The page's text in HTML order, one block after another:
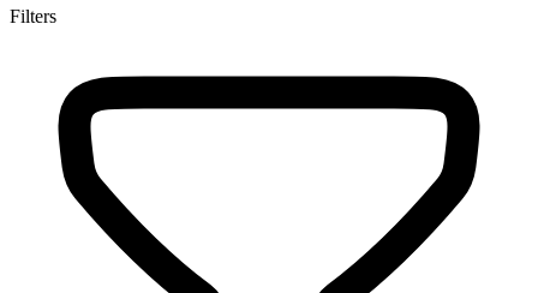
Filters